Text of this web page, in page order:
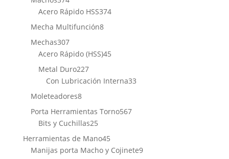
productos
Acero Rápido HSS374374
Mecha Multifunción88
Mechas307307
productos
Acero Rápido (HSS)4545
Metal Duro227227
productos
Con Lubricación Interna3333
Moleteadores88
productos
Porta Herramientas Torno567567
Bits y Cuchillas2525
productos
Herramientas de Mano4545
productos
Manijas porta Macho y Cojinete99